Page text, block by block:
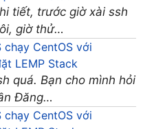
tiết, trước giờ xài ssh
giờ thử…
chạy CentOS với
LEMP Stack
quá. Bạn cho mình hỏi
Đăng…
chạy CentOS với